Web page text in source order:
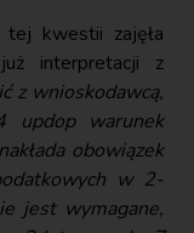
kwestii zajęła
interpretacji z
z wnioskodawcą,
warunek
obowiązek
w 2-
jest wymagane,